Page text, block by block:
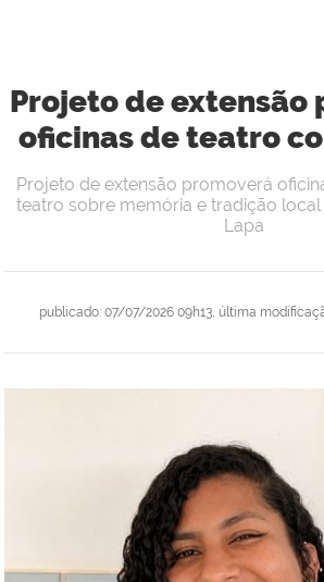
Projeto de extensão
oficinas de teatro
publicado: 07/07/2026 09h13, última
Projeto de extensão promoverá
teatro sobre memória e tradição
Lapa